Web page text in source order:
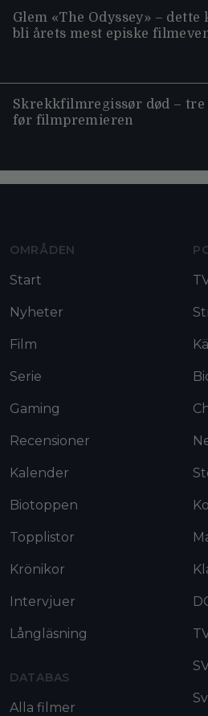
Glem «The Odyssey» – dette
bli årets mest episke
Skrekkfilmregissør død –
før filmpremieren
OMRÅDEN
Start
Nyheter
Film
Serie
Gaming
Recensioner
Kalender
Biotoppen
Topplistor
Krönikor
Intervjuer
Långläsning
DATABAS
Alla filmer